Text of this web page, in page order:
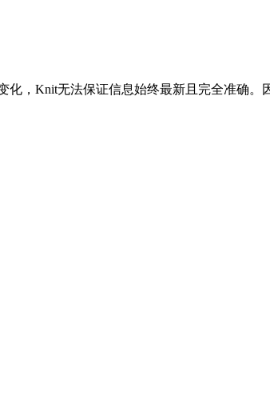
，Knit无法保证信息始终最新且完全准确。